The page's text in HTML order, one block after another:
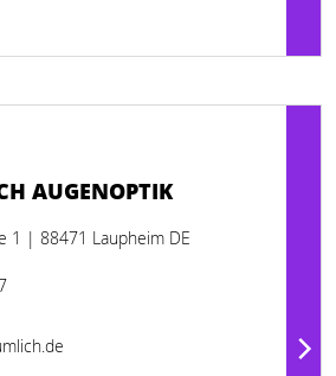
AUGENOPTIK
1 | 88471 Laupheim DE